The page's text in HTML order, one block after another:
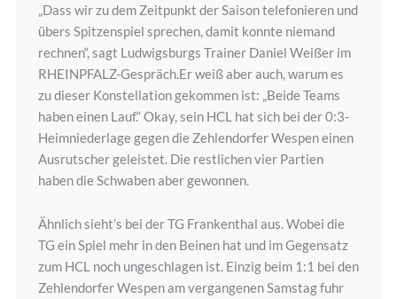
„Dass wir zu dem Zeitpunkt der Saison telefonieren und
übers Spitzenspiel sprechen, damit konnte niemand
rechnen“, sagt Ludwigsburgs Trainer Daniel Weißer im
RHEINPFALZ-Gespräch.Er weiß aber auch, warum es
zu dieser Konstellation gekommen ist: „Beide Teams
haben einen Lauf.“ Okay, sein HCL hat sich bei der 0:3-
Heimniederlage gegen die Zehlendorfer Wespen einen
Ausrutscher geleistet. Die restlichen vier Partien
haben die Schwaben aber gewonnen.
Ähnlich sieht’s bei der TG Frankenthal aus. Wobei die
TG ein Spiel mehr in den Beinen hat und im Gegensatz
zum HCL noch ungeschlagen ist. Einzig beim 1:1 bei den
Zehlendorfer Wespen am vergangenen Samstag fuhr